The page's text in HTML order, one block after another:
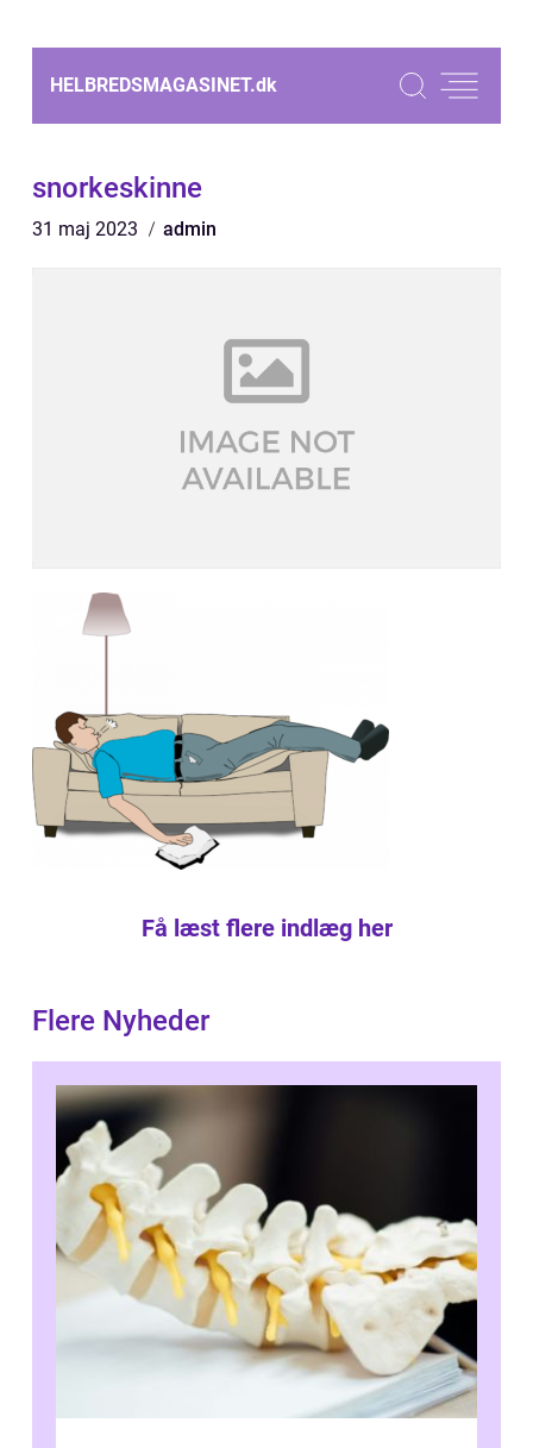
HELBREDSMAGASINET.dk
snorkeskinne
31 maj 2023 admin
Få læst flere indlæg her
Flere Nyheder